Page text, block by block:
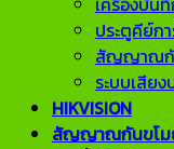
ประตูคีย์ก
สัญญาณกั
ระบบเสียง
HIKVISION
สัญญาณกันขโ